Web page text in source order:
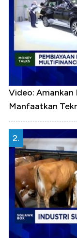
Video:
Manfaatkan
2.